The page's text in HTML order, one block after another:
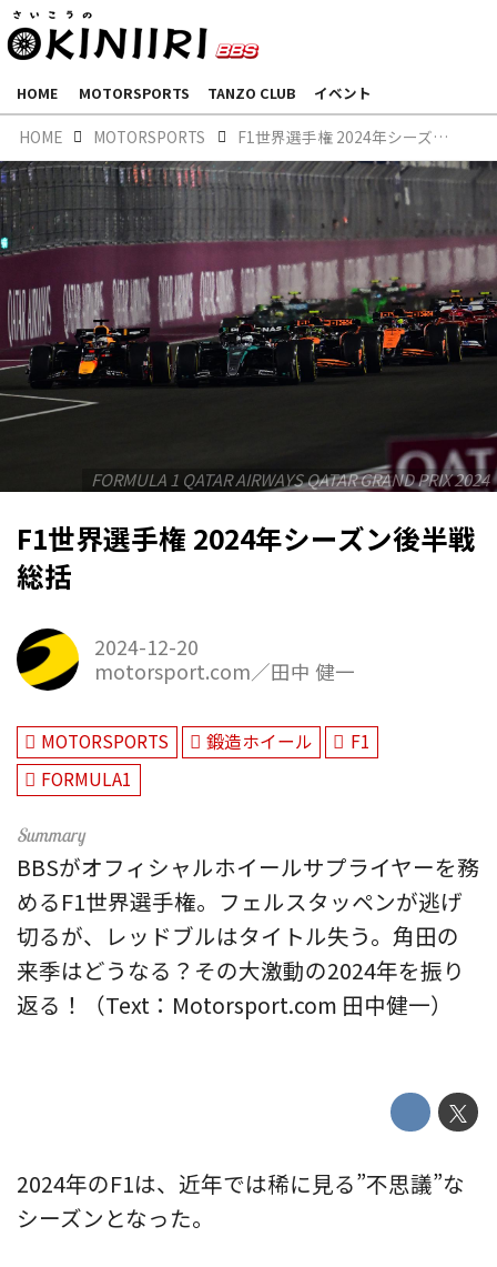
HOME MOTORSPORTS TANZO CLUB イベント
HOME MOTORSPORTS F1世界選手権 2024年シーズン後半戦総括
FORMULA 1 QATAR AIRWAYS QATAR GRAND PRIX 2024
F1世界選手権 2024年シーズン後半戦
総括
2024-12-20
motorsport.com／田中 健一
MOTORSPORTS 鍛造ホイール
F1
FORMULA1
BBSがオフィシャルホイールサプライヤーを務
めるF1世界選手権。フェルスタッペンが逃げ
切るが、レッドブルはタイトル失う。角田の
来季はどうなる？その大激動の2024年を振り
返る！（Text：Motorsport.com 田中健一）
2024年のF1は、近年では稀に見る”不思議”な
シーズンとなった。